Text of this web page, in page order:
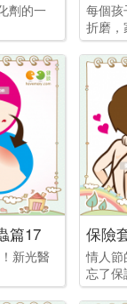
劑的一
每個
折磨
篇17
新光醫
保險
情人
忘了